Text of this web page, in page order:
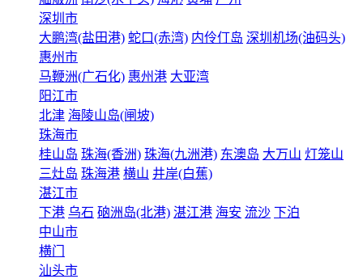
深圳市
大鹏湾(盐田港) 蛇口(赤湾) 内伶仃岛 深圳机场(油码头)
惠州市
马鞭洲(广石化) 惠州港 大亚湾
阳江市
北津 海陵山岛(闸坡)
珠海市
桂山岛 珠海(香洲) 珠海(九洲港) 东澳岛 大万山 灯笼山
三灶岛 珠海港 横山 井岸(白蕉)
湛江市
下港 乌石 硇洲岛(北港) 湛江港 海安 流沙 下泊
中山市
横门
汕头市